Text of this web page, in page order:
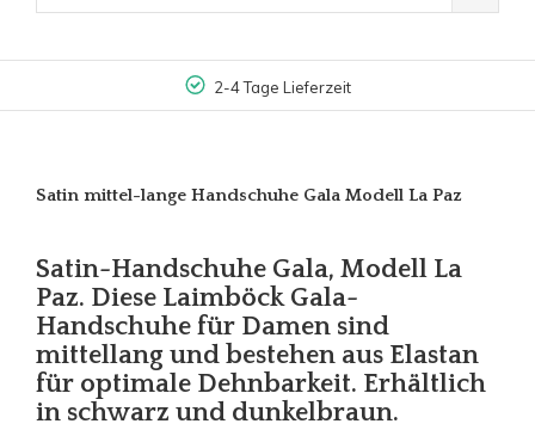
2-4 Tage Lieferzeit
Satin mittel-lange Handschuhe Gala Modell La Paz
Satin-Handschuhe Gala, Modell La
Paz. Diese Laimböck Gala-
Handschuhe für Damen sind
mittellang und bestehen aus Elastan
für optimale Dehnbarkeit. Erhältlich
in schwarz und dunkelbraun.